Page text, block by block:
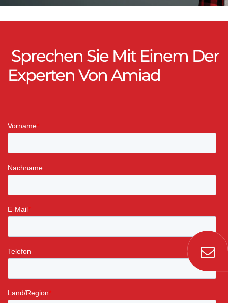
Sprechen Sie Mit Einem Der
Experten Von Amiad